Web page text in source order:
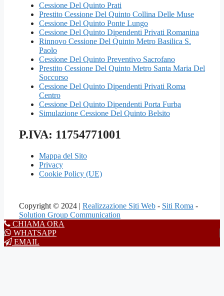
Cessione Del Quinto Prati
Prestito Cessione Del Quinto Collina Delle Muse
Cessione Del Quinto Ponte Lungo
Cessione Del Quinto Dipendenti Privati Romanina
Rinnovo Cessione Del Quinto Metro Basilica S.
Paolo
Cessione Del Quinto Preventivo Sacrofano
Prestito Cessione Del Quinto Metro Santa Maria Del
Soccorso
Cessione Del Quinto Dipendenti Privati Roma
Centro
Cessione Del Quinto Dipendenti Porta Furba
Simulazione Cessione Del Quinto Belsito
P.IVA: 11754771001
Mappa del Sito
Privacy
Cookie Policy (UE)
Copyright © 2024 | Realizzazione Siti Web - Siti Roma -
Solution Group Communication
CHIAMA ORA
WHATSAPP
EMAIL